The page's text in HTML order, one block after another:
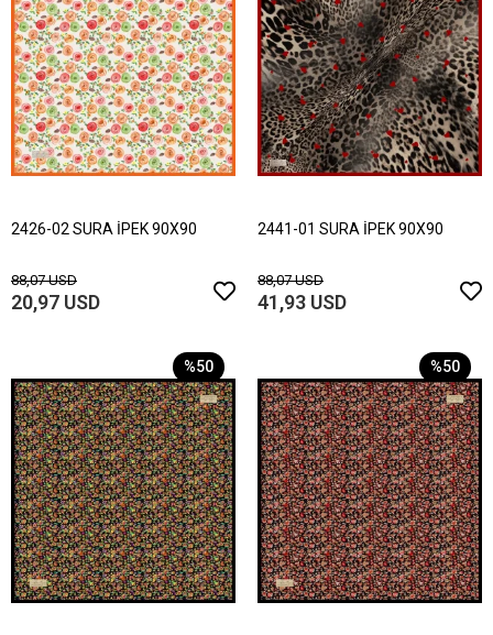
2426-02 SURA İPEK 90X90
88,07 USD
20,97 USD
2441-01 SURA İPEK 90X90
88,07 USD
41,93 USD
%50 %50